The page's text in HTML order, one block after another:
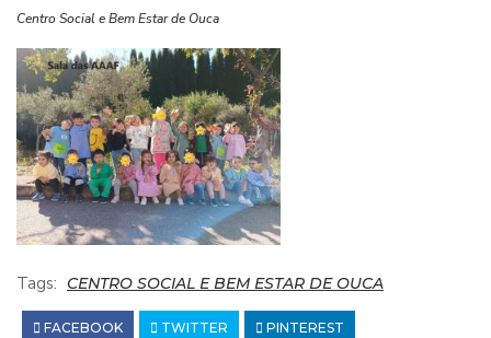
Centro Social e Bem Estar de Ouca
Tags: CENTRO SOCIAL E BEM ESTAR DE OUCA
FACEBOOK TWITTER PINTEREST